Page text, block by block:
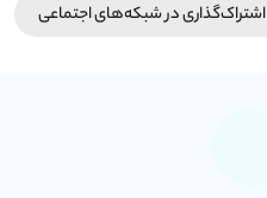
اشتراک‌گذاری در شبکه‎‌های اجتماعی